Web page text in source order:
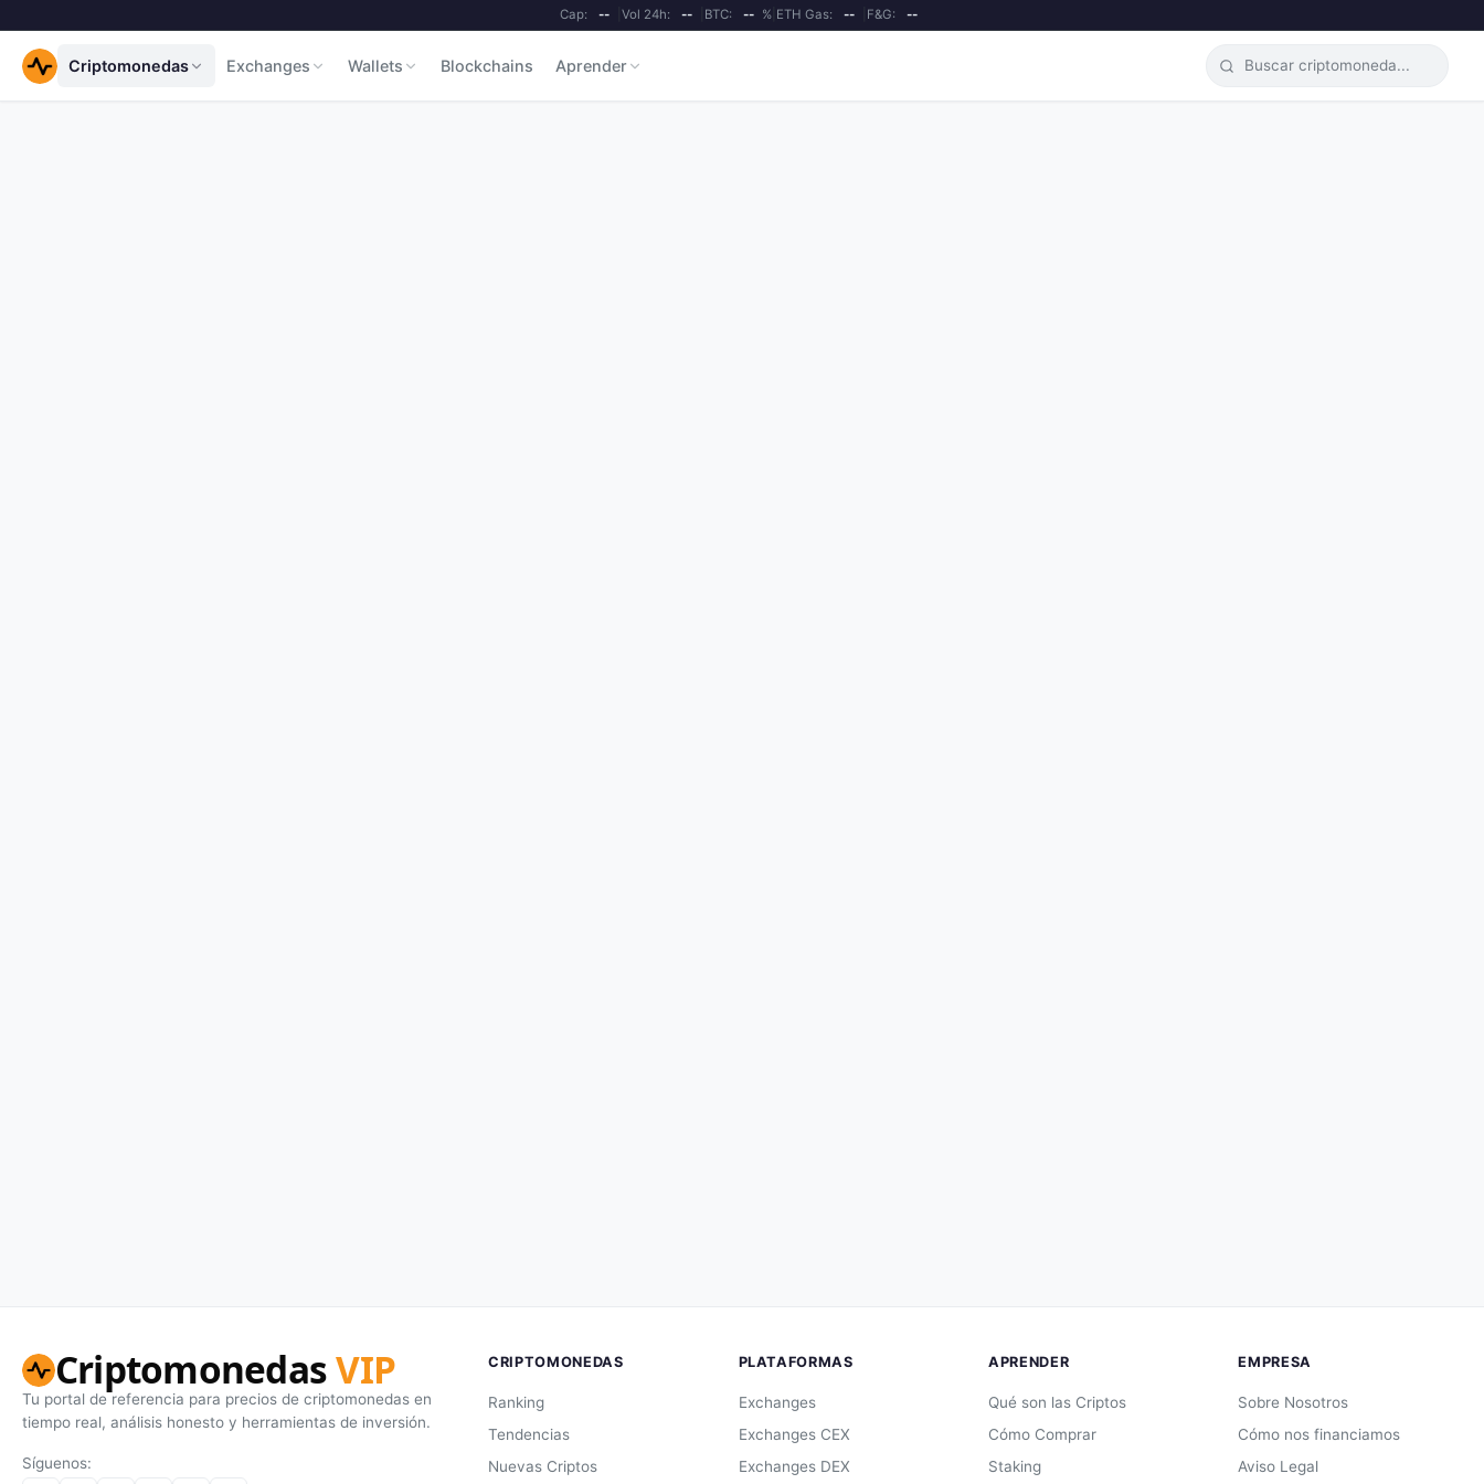
Cap: -- Vol 24h: -- BTC: -- %| ETH Gas: -- F&G: --
Criptomonedas Exchanges Wallets Blockchains Aprender
CriptomonedasVIP
Tu portal de referencia para precios de criptomonedas en
tiempo real, análisis honesto y herramientas de inversión.
Síguenos:
CRIPTOMONEDAS
Ranking
Tendencias
Nuevas Criptos
PLATAFORMAS
Exchanges
Exchanges CEX
Exchanges DEX
APRENDER
Qué son las Criptos
Cómo Comprar
Staking
EMPRESA
Sobre Nosotros
Cómo nos financiamos
Aviso Legal